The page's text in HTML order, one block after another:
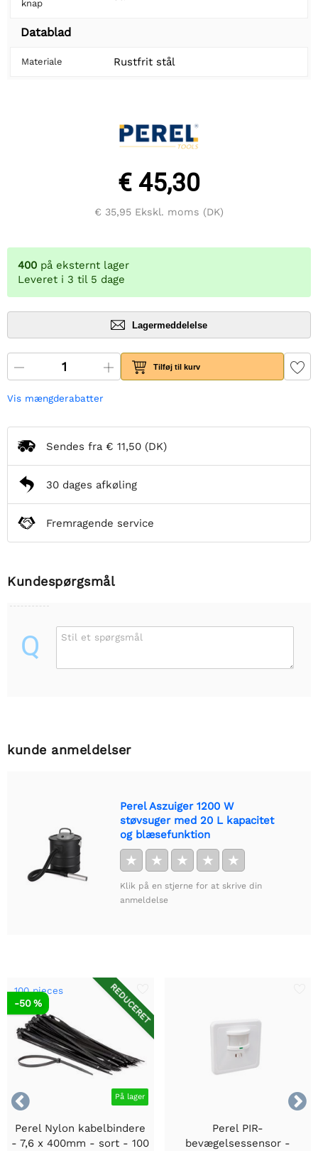
knap
Datablad
Materiale Rustfrit stål
€ 45,30
€ 35,95 Ekskl. moms (DK)
400 på eksternt lager
Leveret i 3 til 5 dage
Lagermeddelelse
Tilføj til kurv
Vis mængderabatter
Sendes fra € 11,50 (DK)
30 dages afkøling
Fremragende service
Kundespørgsmål
Q Stil et spørgsmål
kunde anmeldelser
Perel Aszuiger 1200 W
støvsuger med 20 L kapacitet
og blæsefunktion
★ ★ ★ ★ ★
Klik på en stjerne for at skrive din
anmeldelse


REDUCERET
100 pieces
På lager
-50 %
Perel Nylon kabelbindere
- 7,6 x 400mm - sort - 100
Perel PIR-
bevægelsessensor -